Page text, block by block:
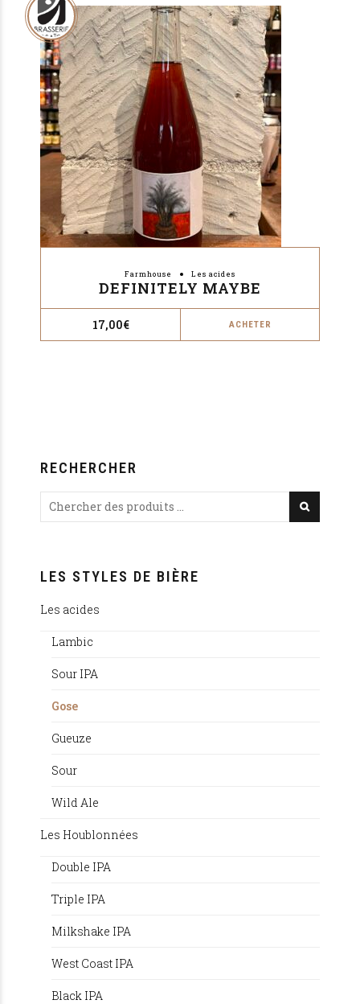
Farmhouse Les acides
DEFINITELY MAYBE
17,00€ ACHETER
RECHERCHER
LES STYLES DE BIÈRE
Les acides
Lambic
Sour IPA
Gose
Gueuze
Sour
Wild Ale
Les Houblonnées
Double IPA
Triple IPA
Milkshake IPA
West Coast IPA
Black IPA